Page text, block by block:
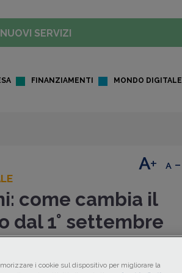
SERVIZI
FINANZIAMENTI MONDO DIGITALE
come cambia il
dal 1° settembre
fiscalein tema direvisione delle
+ -
i cookie sul dispositivo per migliorare la